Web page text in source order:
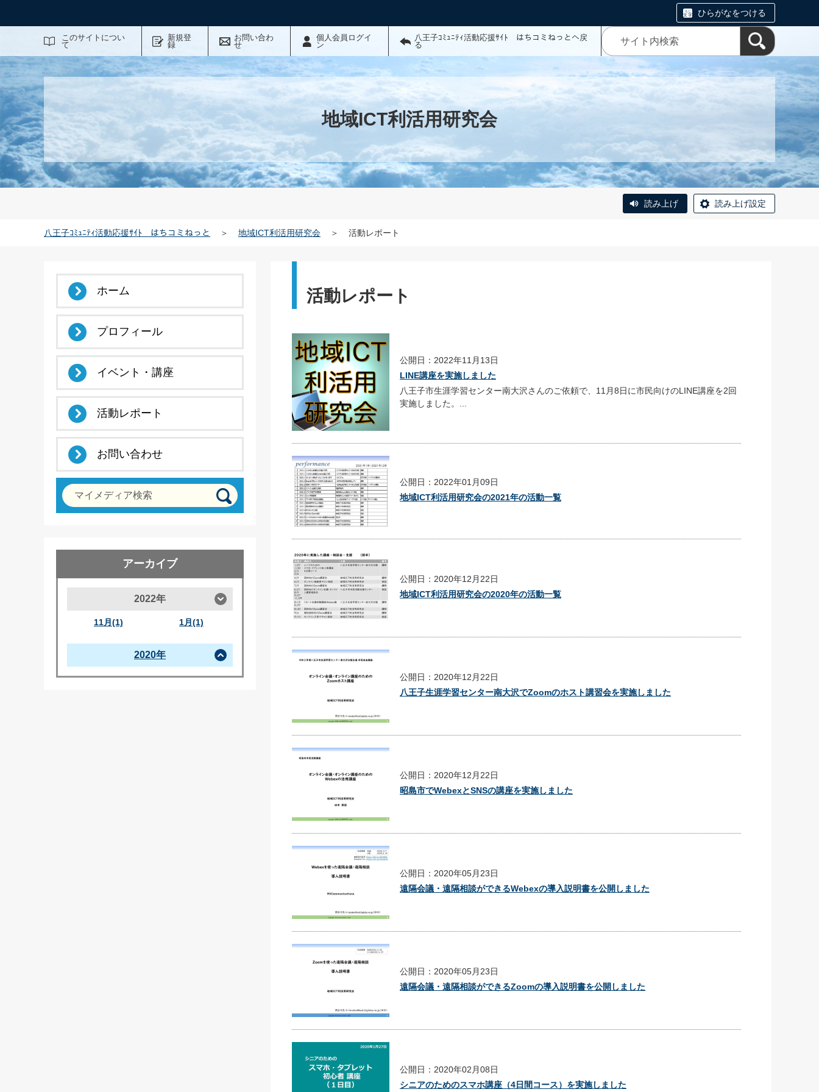
ひらがなをつける
このサイトについ
て
新規登
録
お問い合わ
せ
個人会員ログイ
ン
八王子ｺﾐｭﾆﾃｨ活動応援ｻｲﾄ はちコミねっとへ戻
る
サイト内検索
地域ICT利活用研究会
読み上げ 読み上げ設定
八王子ｺﾐｭﾆﾃｨ活動応援ｻｲﾄ はちコミねっと ＞ 地域ICT利活用研究会 ＞ 活動レポート
活動レポート
公開日：2022年11月13日
LINE講座を実施しました
八王子市生涯学習センター南大沢さんのご依頼で、11月8日に市民向けのLINE講座を2回
実施しました。...
公開日：2022年01月09日
地域ICT利活用研究会の2021年の活動一覧
公開日：2020年12月22日
地域ICT利活用研究会の2020年の活動一覧
公開日：2020年12月22日
八王子生涯学習センター南大沢でZoomのホスト講習会を実施しました
公開日：2020年12月22日
昭島市でWebexとSNSの講座を実施しました
公開日：2020年05月23日
遠隔会議・遠隔相談ができるWebexの導入説明書を公開しました
公開日：2020年05月23日
遠隔会議・遠隔相談ができるZoomの導入説明書を公開しました
公開日：2020年02月08日
シニアのためのスマホ講座（4日間コース）を実施しました
ホーム
プロフィール
イベント・講座
活動レポート
お問い合わせ
マイメディア検索
アーカイブ
2022年
11月(1) 1月(1)
2020年